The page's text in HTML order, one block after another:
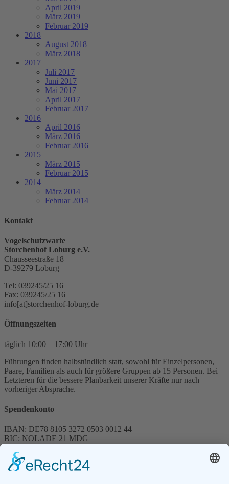
April 2019
März 2019
Februar 2019
2018
August 2018
März 2018
2017
Juli 2017
Juni 2017
Mai 2017
April 2017
Februar 2017
2016
April 2016
März 2016
Februar 2016
2015
März 2015
Februar 2015
2014
März 2014
Februar 2014
Kontakt
Vogelschutzwarte
Storchenhof Loburg e.V.
Chausseestraße 18
D-39279 Loburg
Tel: 039245/25 16
Fax: 039245/25 16
info[at]storchenhof-loburg.de
Öffnungszeiten
täglich 10:00 – 17:00 Uhr
Führungen finden halbstündlich statt, sowohl für Einzelpersonen,
Paare, Familien als auch für größere Gruppen ab 15 Personen. Bei
Letzteren für die bessere Planbarkeit unserer Kräfte nur nach
vorheriger Absprache.
Spendenkonto
IBAN: DE78 8105 3272 0503 0012 44
BIC: NOLADE 21 MDG
Spenden können steuerlich abgesetzt werden